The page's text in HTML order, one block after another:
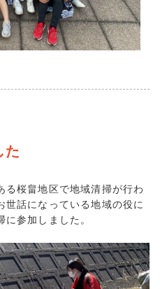
た
桜畠地区で地域清掃が行わ
話になっている地域の役に
参加しました。